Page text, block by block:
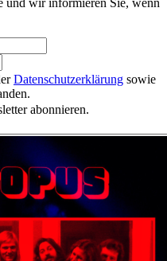
und wir informieren Sie, wenn
Datenschutzerklärung sowie
abonnieren.